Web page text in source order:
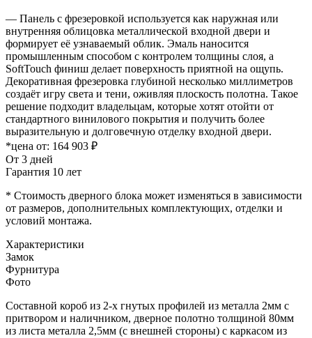
— Панель с фрезеровкой используется как наружная или
внутренняя облицовка металлической входной двери и
формирует её узнаваемый облик. Эмаль наносится
промышленным способом с контролем толщины слоя, а
SoftTouch финиш делает поверхность приятной на ощупь.
Декоративная фрезеровка глубиной несколько миллиметров
создаёт игру света и тени, оживляя плоскость полотна. Такое
решение подходит владельцам, которые хотят отойти от
стандартного винилового покрытия и получить более
выразительную и долговечную отделку входной двери.
*цена от: 164 903 ₽
От 3 дней
Гарантия 10 лет
* Стоимость дверного блока может изменяться в зависимости
от размеров, дополнительных комплектующих, отделки и
условий монтажа.
Характеристики
Замок
Фурнитура
Фото
Составной короб из 2-х гнутых профилей из металла 2мм с
притвором и наличником, дверное полотно толщиной 80мм
из листа металла 2,5мм (с внешней стороны) c каркасом из